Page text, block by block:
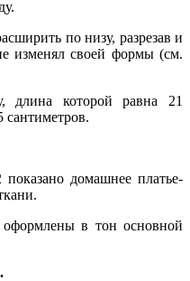
по низу, разрезав и
изменял своей формы (см.
длина которой равна 21
домашнее платье-
в тон основной